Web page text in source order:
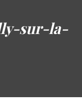
sur-la-